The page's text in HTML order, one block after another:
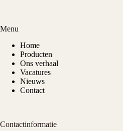
Menu
Home
Producten
Ons verhaal
Vacatures
Nieuws
Contact
Contactinformatie